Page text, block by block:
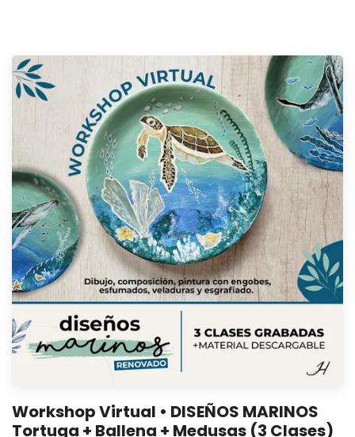
Workshop Virtual • DISEÑOS MARINOS
Tortuga + Ballena + Medusas (3 Clases)